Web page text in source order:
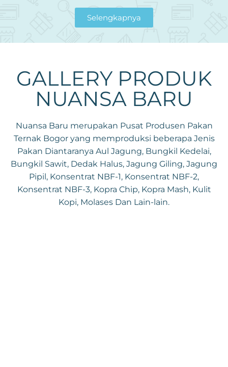
Selengkapnya
GALLERY PRODUK
NUANSA BARU
Nuansa Baru merupakan Pusat Produsen Pakan
Ternak Bogor yang memproduksi beberapa Jenis
Pakan Diantaranya Aul Jagung, Bungkil Kedelai,
Bungkil Sawit, Dedak Halus, Jagung Giling, Jagung
Pipil, Konsentrat NBF-1, Konsentrat NBF-2,
Konsentrat NBF-3, Kopra Chip, Kopra Mash, Kulit
Kopi, Molases Dan Lain-lain.